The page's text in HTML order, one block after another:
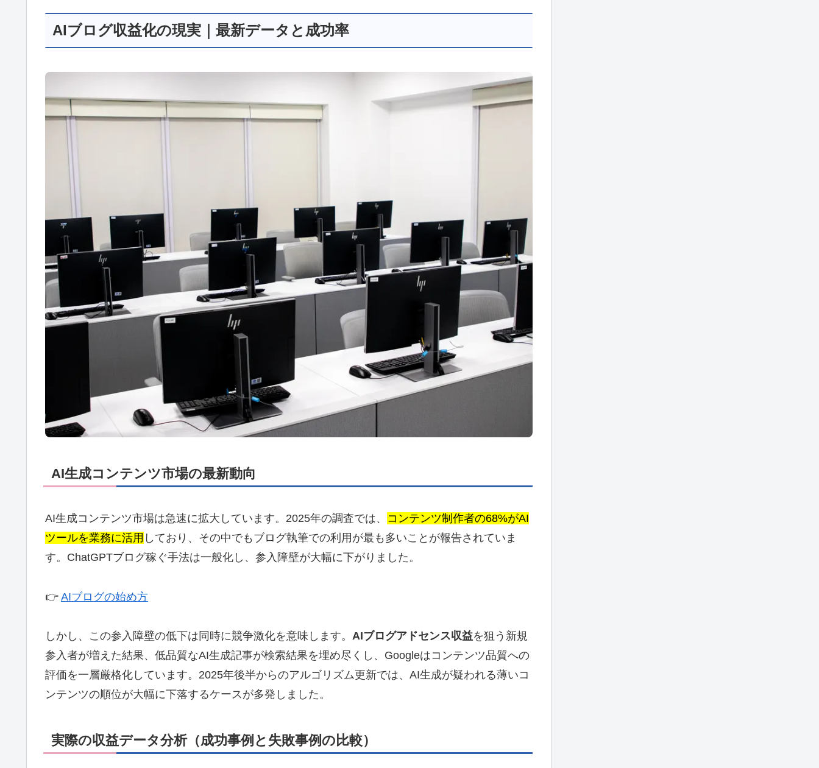
AIブログ収益化の現実｜最新データと成功率
AI生成コンテンツ市場の最新動向
AI生成コンテンツ市場は急速に拡大しています。2025年の調査では、 コンテンツ制作者の68%がAI
ツールを業務に活用 しており、その中でもブログ執筆での利用が最も多いことが報告されていま
す。ChatGPTブログ稼ぐ手法は一般化し、参入障壁が大幅に下がりました。
👉 AIブログの始め方
しかし、この参入障壁の低下は同時に競争激化を意味します。 AIブログアドセンス収益を狙う新規
参入者が増えた結果、低品質なAI生成記事が検索結果を埋め尽くし、Googleはコンテンツ品質への
評価を一層厳格化しています。2025年後半からのアルゴリズム更新では、AI生成が疑われる薄いコ
ンテンツの順位が大幅に下落するケースが多発しました。
実際の収益データ分析（成功事例と失敗事例の比較）